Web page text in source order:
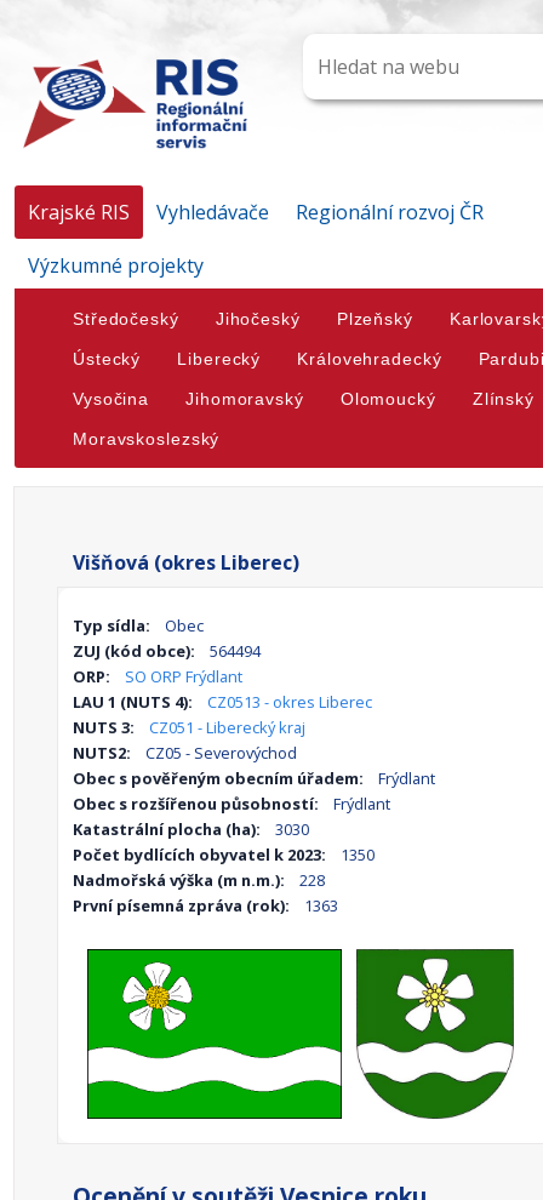
Krajské RIS Vyhledávače
Regionální rozvoj ČR
Výzkumné projekty
Středočeský Jihočeský Plzeňský
Ústecký Liberecký Královehradecký
Vysočina Jihomoravský Olomoucký Zlínský
Moravskoslezský
Višňová (okres Liberec)
Typ sídla:
Obec
ZUJ (kód obce):
564494
ORP:
SO ORP Frýdlant
LAU 1 (NUTS 4):
CZ0513 - okres Liberec
NUTS 3:
CZ051 - Liberecký kraj
NUTS2:
CZ05 - Severovýchod
Obec s pověřeným obecním úřadem:
Frýdlant
Obec s rozšířenou působností:
Frýdlant
Katastrální plocha (ha):
3030
Počet bydlících obyvatel k 2023:
1350
Nadmořská výška (m n.m.):
228
První písemná zpráva (rok):
1363